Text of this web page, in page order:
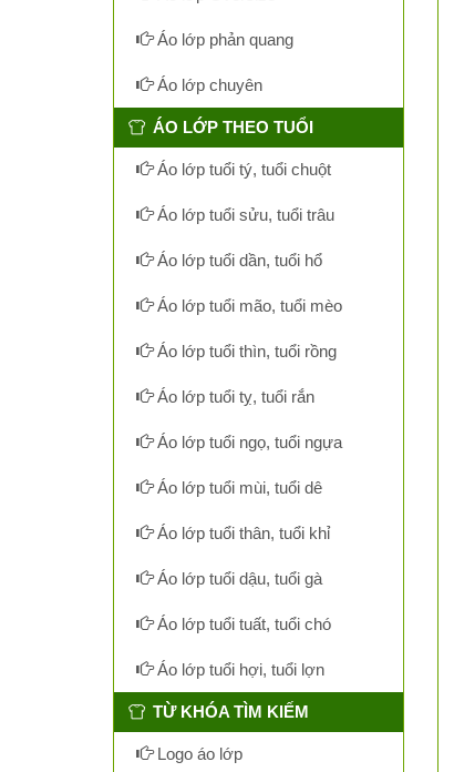
Áo lớp phản quang
Áo lớp chuyên
ÁO LỚP THEO TUỔI
Áo lớp tuổi tý, tuổi chuột
Áo lớp tuổi sửu, tuổi trâu
Áo lớp tuổi dần, tuổi hổ
Áo lớp tuổi mão, tuổi mèo
Áo lớp tuổi thìn, tuổi rồng
Áo lớp tuổi tỵ, tuổi rắn
Áo lớp tuổi ngọ, tuổi ngựa
Áo lớp tuổi mùi, tuổi dê
Áo lớp tuổi thân, tuổi khỉ
Áo lớp tuổi dậu, tuổi gà
Áo lớp tuổi tuất, tuổi chó
Áo lớp tuổi hợi, tuổi lợn
TỪ KHÓA TÌM KIẾM
Logo áo lớp